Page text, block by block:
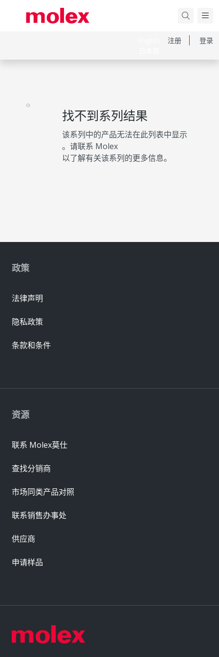
注册 登录
找不到系列结果
该系列中的产品无法在此列表中显示
。请联系 Molex
以了解有关该系列的更多信息。
资源
联系 Molex莫仕
查找分销商
市场同类产品对照
联系销售办事处
供应商
申请样品
政策
法律声明
隐私政策
条款和条件